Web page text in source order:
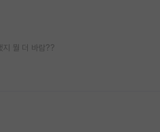
지 뭘 더 바람??